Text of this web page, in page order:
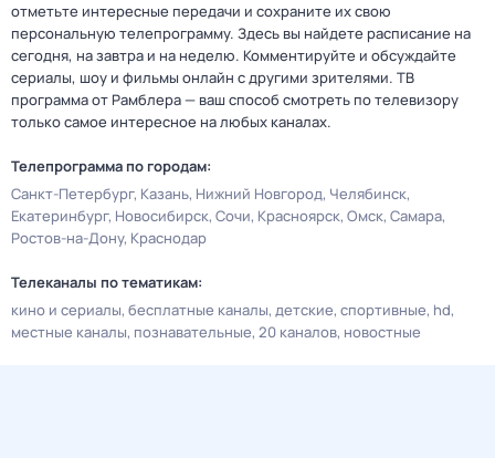
отметьте интересные передачи и сохраните их свою
персональную телепрограмму. Здесь вы найдете расписание на
сегодня, на завтра и на неделю. Комментируйте и обсуждайте
сериалы, шоу и фильмы онлайн с другими зрителями. ТВ
программа от Рамблера — ваш способ смотреть по телевизору
только самое интересное на любых каналах.
Телепрограмма по городам:
Санкт-Петербург Казань Нижний Новгород Челябинск
Екатеринбург Новосибирск Сочи Красноярск Омск Самара
Ростов-на-Дону Краснодар
Телеканалы по тематикам:
кино и сериалы бесплатные каналы детские спортивные hd
местные каналы познавательные 20 каналов новостные